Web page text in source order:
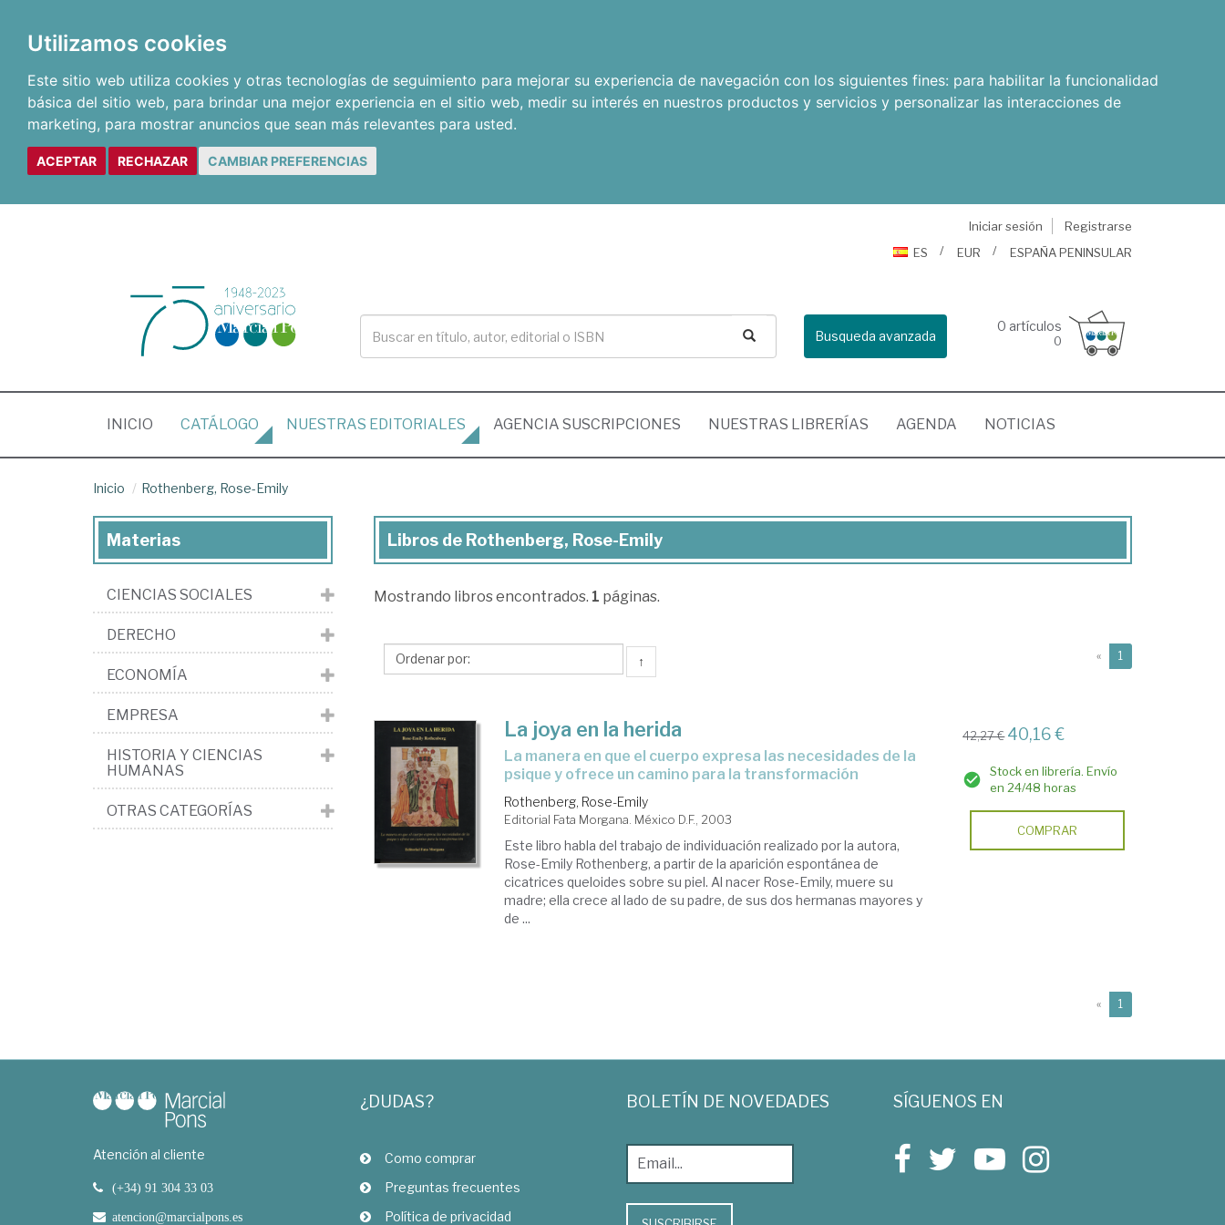
Utilizamos cookies
Este sitio web utiliza cookies y otras tecnologías de seguimiento para mejorar su experiencia de navegación con los siguientes fines: para habilitar la funcionalidad
básica del sitio web, para brindar una mejor experiencia en el sitio web, medir su interés en nuestros productos y servicios y personalizar las interacciones de
marketing, para mostrar anuncios que sean más relevantes para usted.
ACEPTAR RECHAZAR CAMBIAR PREFERENCIAS
Iniciar sesión
Registrarse
ES
EUR ESPAÑA PENINSULAR
Busqueda avanzada
0 artículos
0
INICIO (CURRENT)
CATÁLOGO NUESTRAS EDITORIALES AGENCIA SUSCRIPCIONES NUESTRAS LIBRERÍAS AGENDA NOTICIAS
Inicio Rothenberg, Rose-Emily
Libros
Rothenberg,
Emily
Libros de Rothenberg, Rose-Emily
Mostrando libros encontrados. 1 páginas.
↑ « 1
La joya en la herida
la manera en que el cuerpo expresa las necesidades de la
psique y ofrece un camino para la transformación
Rothenberg, Rose-Emily
Editorial Fata Morgana. México D.F., 2003
Este libro habla del trabajo de individuación realizado por la autora,
Rose-Emily Rothenberg, a partir de la aparición espontánea de
cicatrices queloides sobre su piel. Al nacer Rose-Emily, muere su
madre; ella crece al lado de su padre, de sus dos hermanas mayores y
de ...
42,27 € 40,16 €
Stock en librería. Envío
en 24/48 horas
COMPRAR
« 1
Materias
CIENCIAS SOCIALES
DERECHO
ECONOMÍA
EMPRESA
HISTORIA Y CIENCIAS
HUMANAS
OTRAS CATEGORÍAS
Atención al cliente
(+34) 91 304 33 03
atencion@marcialpons.es
¿DUDAS?
Como comprar
Preguntas frecuentes
Política de privacidad
BOLETÍN DE NOVEDADES SÍGUENOS EN